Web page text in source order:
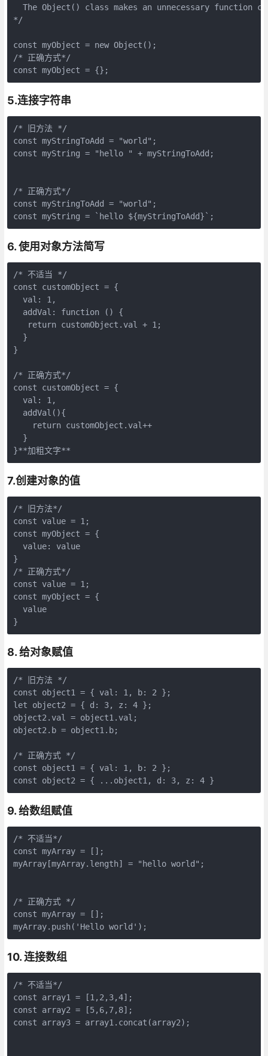
The Object() class makes an unnecessary function
*/
const myObject = new Object
/* 正确方式*/
const myObject = {};
5.连接字符串
/* 旧方法 */
const myStringToAdd = "world"
const myString = "hello " + myStringToAdd;
/* 正确方式*/
const myStringToAdd = "world"
const myString = `hello ${myStringToAdd}` ;
6. 使用对象方法简写
/* 不适当 */
const customObject = {
val : 1 ,
  addVal: function () {
return customObject. val + 1 ;
  }
}
/* 正确方式*/
const customObject = {
val : 1 ,
  addVal(){
return customObject. val++
  }
}**加粗文字**
7.创建对象的值
/* 旧方法*/
const value = 1
const myObject = {
  value: value
/* 正确方式*/
const value = 1
const myObject = {
  value
}
8. 给对象赋值
/* 旧方法 */
const object1 = { val: 1 , b: 2
let
object2 = { d: 3, z: 4
object2 .val = object1
object2 .b = object1 .b;
/* 正确方式 */
const object1 = { val: 1 , b: 2 };
const object2 = { ... object1 , d: 3, z: 4 }
9. 给数组赋值
/* 不适当*/
const myArray = [];
myArray[myArray.length] =
"hello world" ;
/* 正确方式 */
const myArray = [];
myArray.push( 'Hello world' );
10. 连接数组
/* 不适当*/
const
array1 = [1 , 2 , 3,4
const
array2 = [5, 6, 7, 8
const
array3 = array1.concat(array2);